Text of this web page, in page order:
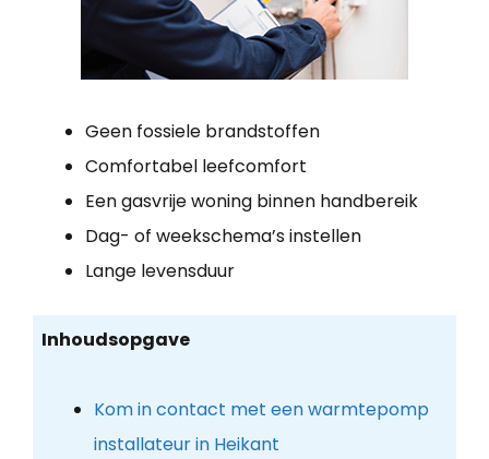
Geen fossiele brandstoffen
Comfortabel leefcomfort
Een gasvrije woning binnen handbereik
Dag- of weekschema’s instellen
Lange levensduur
Inhoudsopgave
Kom in contact met een warmtepomp
installateur in Heikant